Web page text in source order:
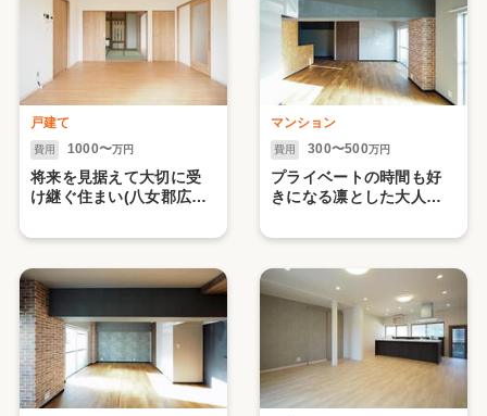
戸建て
費用 1000〜万円
将来を見据えて大切に受
け継ぐ住まい(八女郡広川
マンション
費用 300〜500万円
プライベートの時間も好
きになる凛とした大人カ
市・マンション）【2水ま